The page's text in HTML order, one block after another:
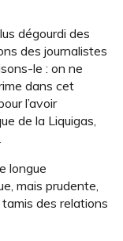
dégourdi des
des journalistes
le : on ne
dans cet
l’avoir
de la Liquigas,
longue
mais prudente,
des relations